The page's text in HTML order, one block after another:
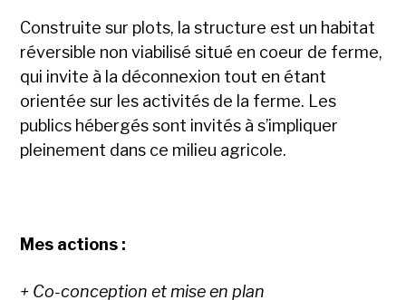
Construite sur plots, la structure est un habitat
réversible non viabilisé situé en coeur de ferme,
qui invite à la déconnexion tout en étant
orientée sur les activités de la ferme. Les
publics hébergés sont invités à s’impliquer
pleinement dans ce milieu agricole.
Mes actions :
+ Co-conception et mise en plan